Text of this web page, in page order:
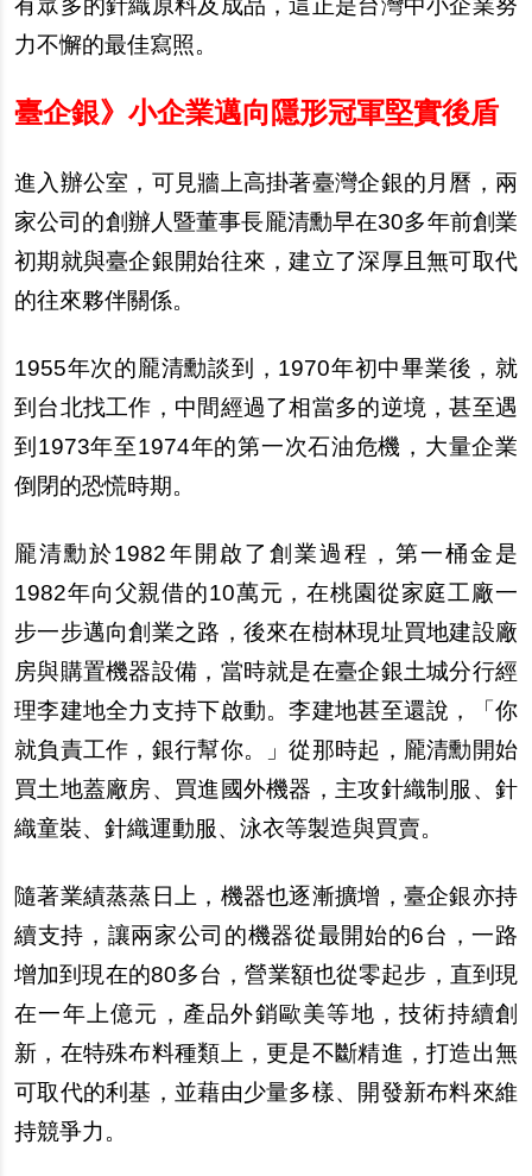
力不懈的最佳寫照。
臺企銀》小企業邁向隱形冠軍堅實後盾
進入辦公室，可見牆上高掛著臺灣企銀的月曆，兩
家公司的創辦人暨董事長龎清勳早在30多年前創業
初期就與臺企銀開始往來，建立了深厚且無可取代
的往來夥伴關係。
1955年次的龎清勳談到，1970年初中畢業後，就
到台北找工作，中間經過了相當多的逆境，甚至遇
到1973年至1974年的第一次石油危機，大量企業
倒閉的恐慌時期。
龎清勳於1982年開啟了創業過程，第一桶金是
1982年向父親借的10萬元，在桃園從家庭工廠一
步一步邁向創業之路，後來在樹林現址買地建設廠
房與購置機器設備，當時就是在臺企銀土城分行經
理李建地全力支持下啟動。李建地甚至還說，「你
就負責工作，銀行幫你。」從那時起，龎清勳開始
買土地蓋廠房、買進國外機器，主攻針織制服、針
織童裝、針織運動服、泳衣等製造與買賣。
隨著業績蒸蒸日上，機器也逐漸擴增，臺企銀亦持
續支持，讓兩家公司的機器從最開始的6台，一路
增加到現在的80多台，營業額也從零起步，直到現
在一年上億元，產品外銷歐美等地，技術持續創
新，在特殊布料種類上，更是不斷精進，打造出無
可取代的利基，並藉由少量多樣、開發新布料來維
持競爭力。